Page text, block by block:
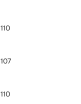
110
107
110